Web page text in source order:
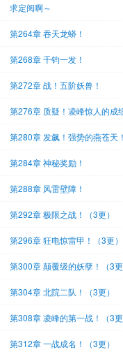
求定阅啊～
第264章 吞天龙蟒！
第268章 千钧一发！
第272章 战！五阶妖兽！
第276章 质疑！凌峰惊人的成
第280章 发飙！强势的燕苍天！
第284章 神秘奖励！
第288章 风雷壁障！
第292章 极限之战！（3更）
第296章 狂电惊雷甲！（3更）
第300章 颠覆级的妖孽！（3更
第304章 北院二队！（3更）
第308章 凌峰的第一战！（3更
第312章 一战成名！（3更）